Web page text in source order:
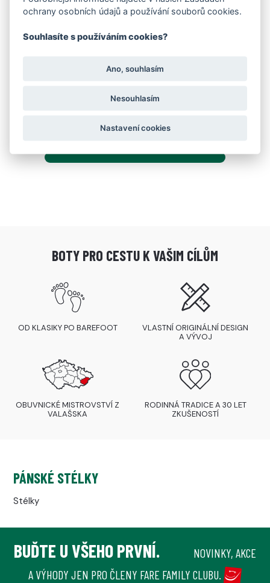
Zobrazeno 11 z 11 produktů.
BOTY PRO CESTU K VAŠIM CÍLŮM
OD KLASIKY PO BAREFOOT
VLASTNÍ ORIGINÁLNÍ DESIGN
A VÝVOJ
OBUVNICKÉ MISTROVSTVÍ Z
VALAŠSKA
RODINNÁ TRADICE A 30 LET
ZKUŠENOSTÍ
PÁNSKÉ STÉLKY
Stélky
BUĎTE U VŠEHO PRVNÍ.
NOVINKY, AKCE
A VÝHODY JEN PRO ČLENY FARE FAMILY CLUBU.
ochrany osobních údajů a používání souborů cookies.
Souhlasíte s používáním cookies?
Ano, souhlasím
Nesouhlasím
Nastavení cookies